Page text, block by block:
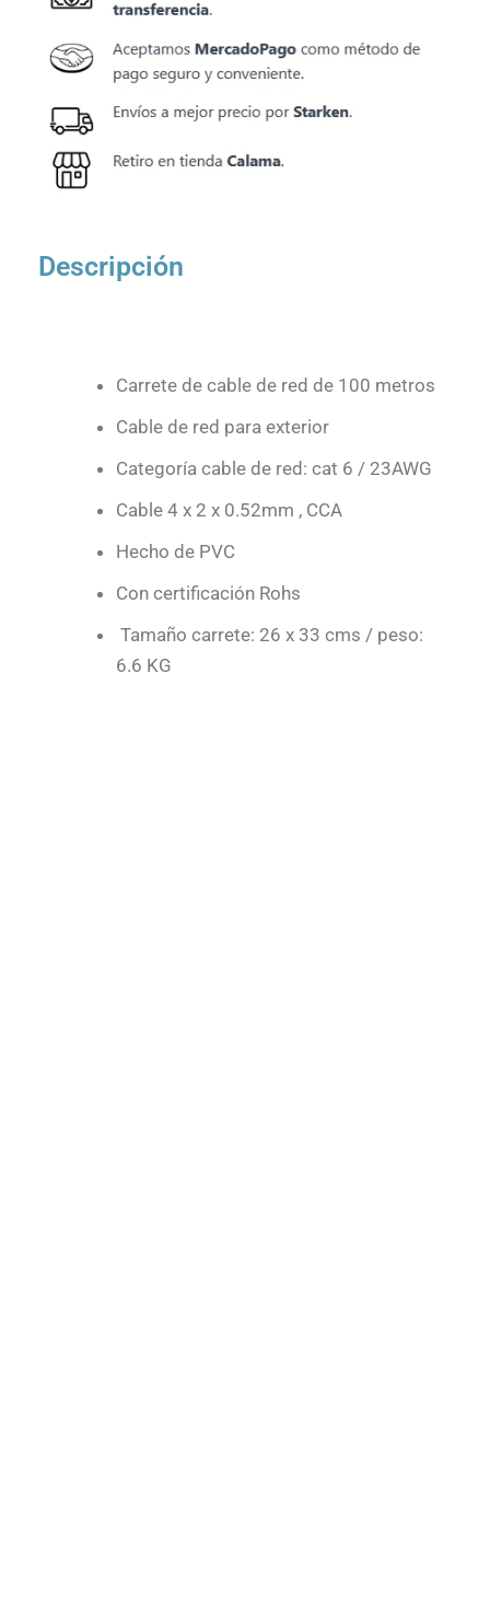
cantidad
Descripción
Carrete de cable de red de 100 metros
Cable de red para exterior
Categoría cable de red: cat 6 / 23AWG
Cable 4 x 2 x 0.52mm , CCA
Hecho de PVC
Con certificación Rohs
Tamaño carrete: 26 x 33 cms / peso:
6.6 KG